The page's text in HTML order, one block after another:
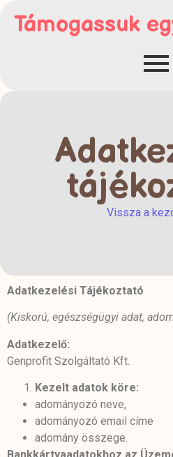
Támogassuk
Vissza a
Adatkezelési Tájékoztató
(Kiskorú, egészségügyi adat,
Adatkezelő:
Genprofit Szolgáltató Kft.
Kezelt adatok köre:
adományozó neve,
adományozó email címe
adomány összege.